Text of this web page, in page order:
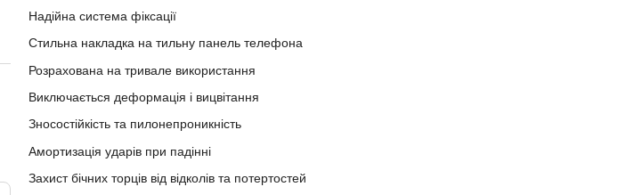
Надійна система фіксації
Стильна накладка на тильну панель телефона
Розрахована на тривале використання
Виключається деформація і вицвітання
Зносостійкість та пилонепроникність
Амортизація ударів при падінні
Захист бічних торців від відколів та потертостей